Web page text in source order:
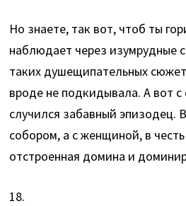
Но знаете, так вот, чтоб ты
наблюдает через изумрудные
таких душещипательных
вроде не подкидывала. А вот
случился забавный эпизодец.
собором, а с женщиной, в
отстроенная домина и
18.